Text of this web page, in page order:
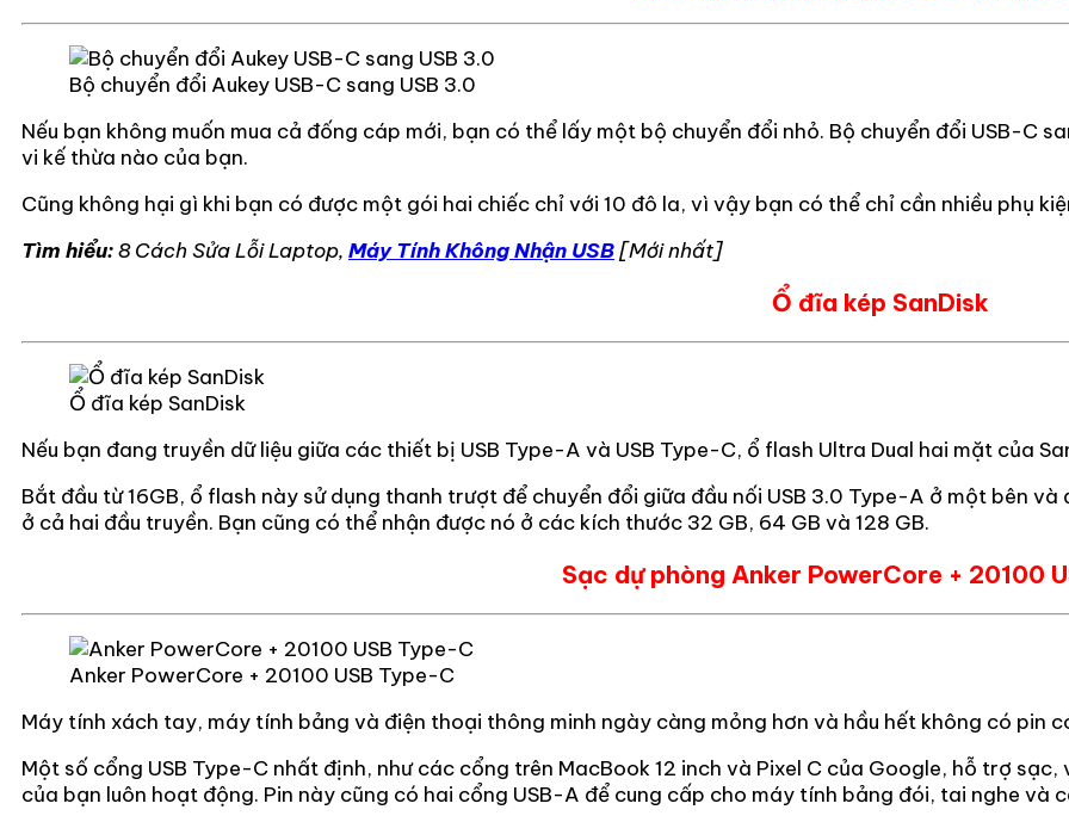
Bộ chuyển đổi Aukey USB-C sang USB 3.0
Nếu bạn không muốn mua cả đống cáp mới, bạn có thể lấy một bộ chuyển đổi nhỏ. Bộ chuyển đổi USB-C
vi kế thừa nào của bạn.
Cũng không hại gì khi bạn có được một gói hai chiếc chỉ với 10 đô la, vì vậy bạn có thể chỉ cần nhiều phụ
Tìm hiểu:8 Cách Sửa Lỗi Laptop, Máy Tính Không Nhận USB[Mới nhất]
Ổ đĩa kép SanDisk
Ổ đĩa kép SanDisk
Nếu bạn đang truyền dữ liệu giữa các thiết bị USB Type-A và USB Type-C, ổ flash Ultra Dual hai mặt của
Bắt đầu từ 16GB, ổ flash này sử dụng thanh trượt để chuyển đổi giữa đầu nối USB 3.0 Type-A ở một bên
ở cả hai đầu truyền. Bạn cũng có thể nhận được nó ở các kích thước 32 GB, 64 GB và 128 GB.
Sạc dự phòng Anker PowerCore + 20100
Anker PowerCore + 20100 USB Type-C
Máy tính xách tay, máy tính bảng và điện thoại thông minh ngày càng mỏng hơn và hầu hết không có pin
Một số cổng USB Type-C nhất định, như các cổng trên MacBook 12 inch và Pixel C của Google, hỗ trợ
của bạn luôn hoạt động. Pin này cũng có hai cổng USB-A để cung cấp cho máy tính bảng đói, tai nghe và